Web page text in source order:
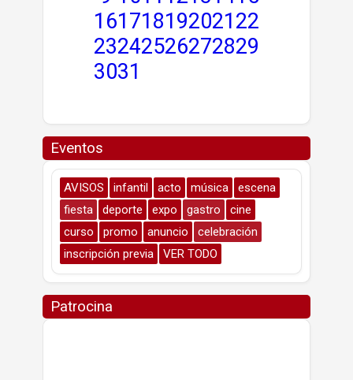
16171819202122
23242526272829
3031
Eventos
AVISOS infantil acto música
escena
fiesta
deporte expo gastro
cine
curso
promo anuncio
celebración
inscripción previa
VER TODO
Patrocina